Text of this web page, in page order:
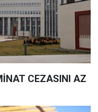
CEZASINI AZ